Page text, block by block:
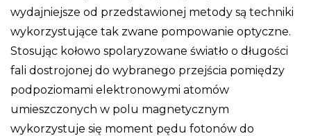
wydajniejsze od przedstawionej metody są techniki
wykorzystujące tak zwane pompowanie optyczne.
Stosując kołowo spolaryzowane światło o długości
fali dostrojonej do wybranego przejścia pomiędzy
podpoziomami elektronowymi atomów
umieszczonych w polu magnetycznym
wykorzystuje się moment pędu fotonów do